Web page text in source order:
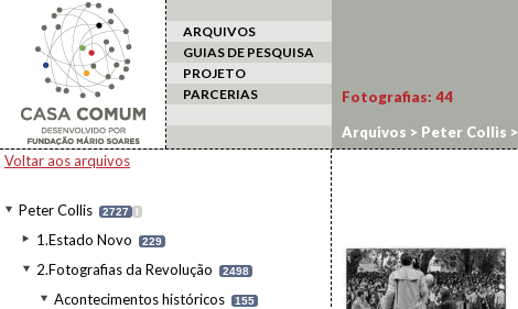
ARQUIVOS
GUIAS DE PESQUISA
PROJETO
PARCERIAS
Voltar aos arquivos
Peter Collis 2727 I
1.Estado Novo 229
2.Fotografias da Revolução 2498
Acontecimentos históricos 155
Fotografias: 44
Arquivos > Peter Collis >